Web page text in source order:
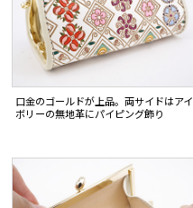
口金のゴールドが上品。両サイドはアイ
ボリーの無地革にパイピング飾り